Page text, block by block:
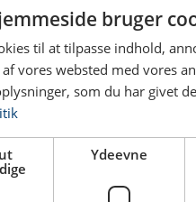
bruger
til at tilpasse indhold,
vores websted med vores
som du har givet
Ydeevne